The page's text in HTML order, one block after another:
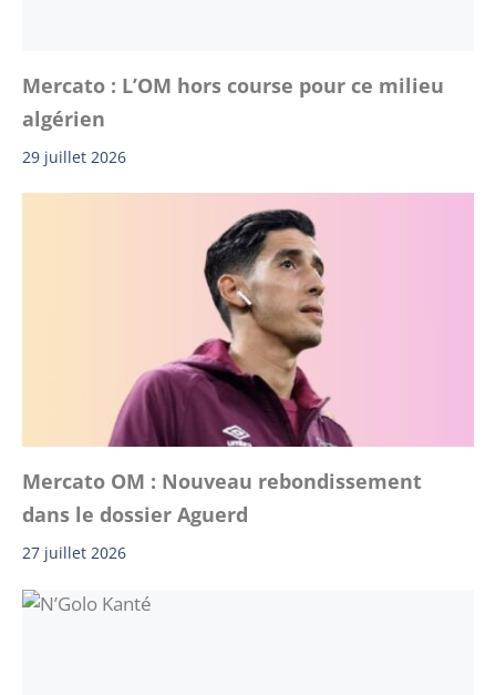
Mercato : L’OM hors course pour ce milieu
algérien
29 juillet 2026
Mercato OM : Nouveau rebondissement
dans le dossier Aguerd
27 juillet 2026